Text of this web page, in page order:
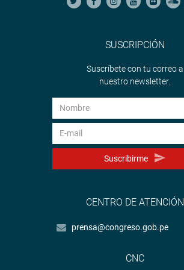
SUSCRIPCIÓN
Suscríbete con tu correo a
nuestro newsletter.
Suscribirme
CENTRO DE ATENCIÓN
prensa@congreso.gob.pe
CNC